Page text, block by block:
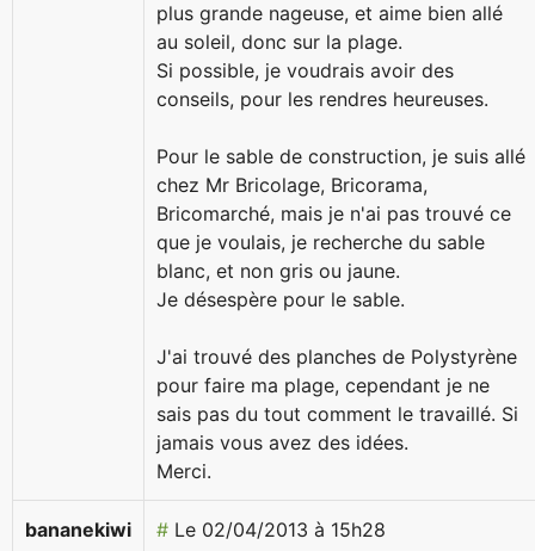
plus grande nageuse, et aime bien allé
au soleil, donc sur la plage.
Si possible, je voudrais avoir des
conseils, pour les rendres heureuses.
Pour le sable de construction, je suis allé
chez Mr Bricolage, Bricorama,
Bricomarché, mais je n'ai pas trouvé ce
que je voulais, je recherche du sable
blanc, et non gris ou jaune.
Je désespère pour le sable.
J'ai trouvé des planches de Polystyrène
pour faire ma plage, cependant je ne
sais pas du tout comment le travaillé. Si
jamais vous avez des idées.
Merci.
bananekiwi # Le 02/04/2013 à 15h28